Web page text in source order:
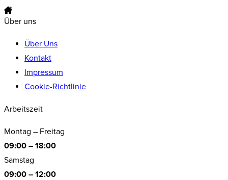
Über uns
Über Uns
Kontakt
Impressum
Cookie-Richtlinie
Arbeitszeit
Montag – Freitag
09:00 – 18:00
Samstag
09:00 – 12:00